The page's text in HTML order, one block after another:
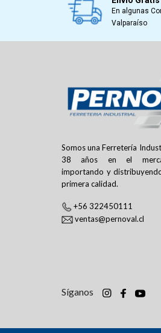
En algunas
Valparaíso
Somos una Ferretería
38 años en el
importando y
primera calidad.
+56 322450111
ventas@pernoval.cl
Síganos